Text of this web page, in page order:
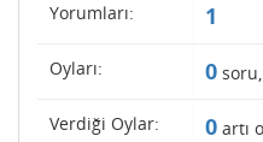
Yorumları: 1
Oyları: 0 soru,
Verdiği Oylar: 0 artı